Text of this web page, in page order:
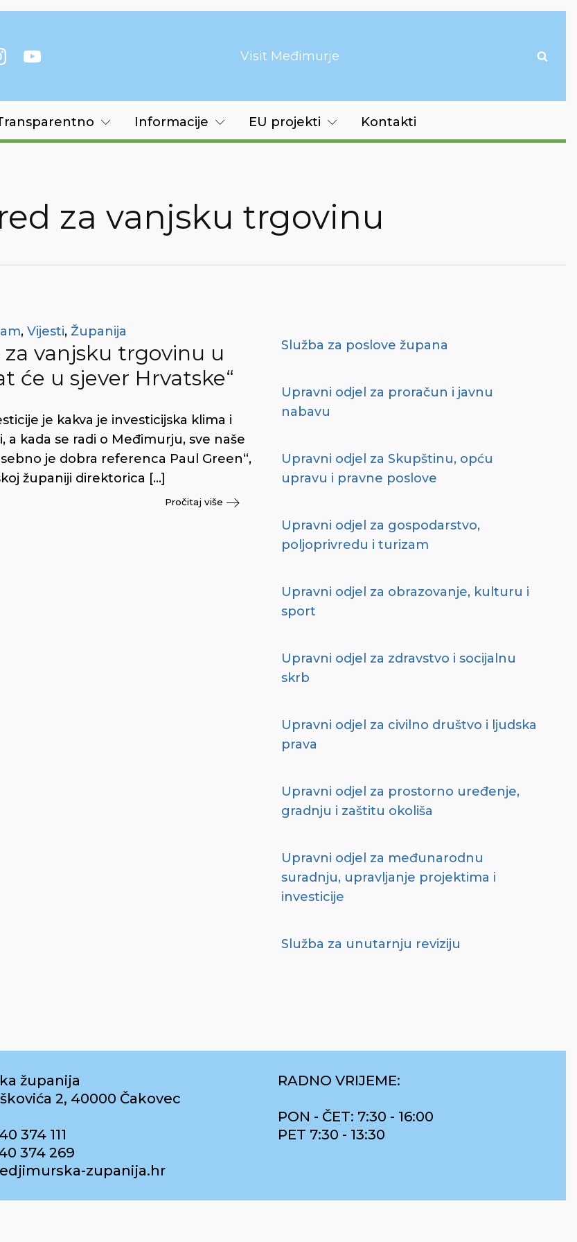
Visit Međimurje
Informacije EU projekti Kontakti
za vanjsku trgovinu
, Vijesti, Županija
vanjsku trgovinu u
će u sjever Hrvatske“
je kakva je investicijska klima i
kada se radi o Međimurju, sve naše
je dobra referenca Paul Green“,
županiji direktorica […]
Pročitaj više
Služba za poslove župana
Upravni odjel za proračun i javnu
nabavu
Upravni odjel za Skupštinu, opću
upravu i pravne poslove
Upravni odjel za gospodarstvo,
poljoprivredu i turizam
Upravni odjel za obrazovanje, kulturu i
sport
Upravni odjel za zdravstvo i socijalnu
skrb
Upravni odjel za civilno društvo i ljudska
prava
Upravni odjel za prostorno uređenje,
gradnju i zaštitu okoliša
Upravni odjel za međunarodnu
suradnju, upravljanje projektima i
investicije
Služba za unutarnju reviziju
županija
2, 40000 Čakovec
374 111
374 269
zupanija.hr
RADNO VRIJEME:
PON - ČET: 7:30 - 16:00
PET 7:30 - 13:30